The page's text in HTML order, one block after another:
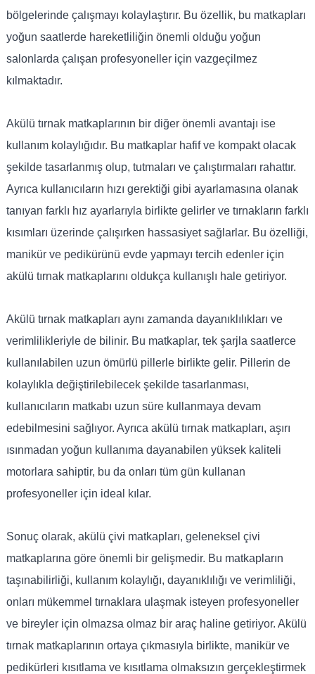
bölgelerinde çalışmayı kolaylaştırır. Bu özellik, bu matkapları
yoğun saatlerde hareketliliğin önemli olduğu yoğun
salonlarda çalışan profesyoneller için vazgeçilmez
kılmaktadır.
Akülü tırnak matkaplarının bir diğer önemli avantajı ise
kullanım kolaylığıdır. Bu matkaplar hafif ve kompakt olacak
şekilde tasarlanmış olup, tutmaları ve çalıştırmaları rahattır.
Ayrıca kullanıcıların hızı gerektiği gibi ayarlamasına olanak
tanıyan farklı hız ayarlarıyla birlikte gelirler ve tırnakların farklı
kısımları üzerinde çalışırken hassasiyet sağlarlar. Bu özelliği,
manikür ve pedikürünü evde yapmayı tercih edenler için
akülü tırnak matkaplarını oldukça kullanışlı hale getiriyor.
Akülü tırnak matkapları aynı zamanda dayanıklılıkları ve
verimlilikleriyle de bilinir. Bu matkaplar, tek şarjla saatlerce
kullanılabilen uzun ömürlü pillerle birlikte gelir. Pillerin de
kolaylıkla değiştirilebilecek şekilde tasarlanması,
kullanıcıların matkabı uzun süre kullanmaya devam
edebilmesini sağlıyor. Ayrıca akülü tırnak matkapları, aşırı
ısınmadan yoğun kullanıma dayanabilen yüksek kaliteli
motorlara sahiptir, bu da onları tüm gün kullanan
profesyoneller için ideal kılar.
Sonuç olarak, akülü çivi matkapları, geleneksel çivi
matkaplarına göre önemli bir gelişmedir. Bu matkapların
taşınabilirliği, kullanım kolaylığı, dayanıklılığı ve verimliliği,
onları mükemmel tırnaklara ulaşmak isteyen profesyoneller
ve bireyler için olmazsa olmaz bir araç haline getiriyor. Akülü
tırnak matkaplarının ortaya çıkmasıyla birlikte, manikür ve
pedikürleri kısıtlama ve kısıtlama olmaksızın gerçekleştirmek